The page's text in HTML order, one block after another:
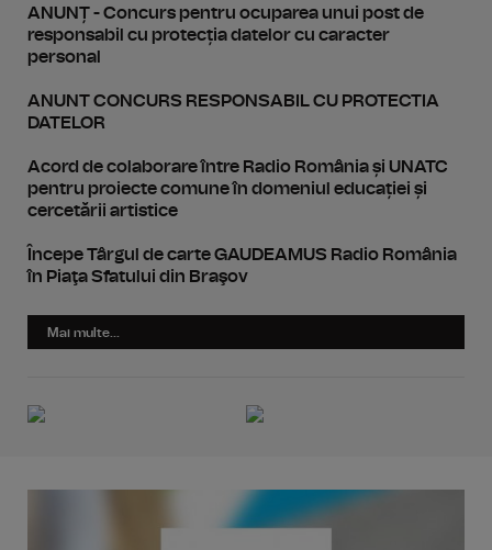
ANUNȚ - Concurs pentru ocuparea unui post de
responsabil cu protecția datelor cu caracter
personal
ANUNT CONCURS RESPONSABIL CU PROTECTIA
DATELOR
Acord de colaborare între Radio România și UNATC
pentru proiecte comune în domeniul educației și
cercetării artistice
Începe Târgul de carte GAUDEAMUS Radio România
în Piaţa Sfatului din Braşov
Mai multe...